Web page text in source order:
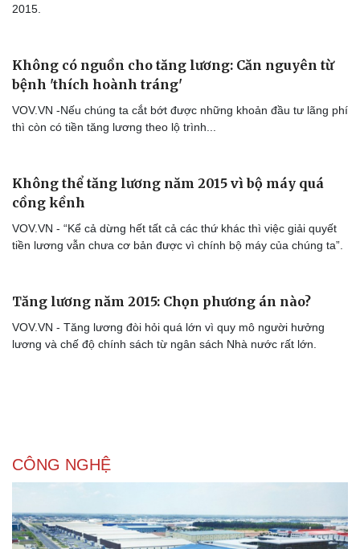
2015.
Không có nguồn cho tăng lương: Căn nguyên từ
bệnh 'thích hoành tráng'
VOV.VN -Nếu chúng ta cắt bớt được những khoản đầu tư lãng phí
thì còn có tiền tăng lương theo lộ trình...
Không thể tăng lương năm 2015 vì bộ máy quá
cồng kềnh
VOV.VN - “Kể cả dừng hết tất cả các thứ khác thì việc giải quyết
tiền lương vẫn chưa cơ bản được vì chính bộ máy của chúng ta”.
Tăng lương năm 2015: Chọn phương án nào?
VOV.VN - Tăng lương đòi hỏi quá lớn vì quy mô người hưởng
lương và chế độ chính sách từ ngân sách Nhà nước rất lớn.
CÔNG NGHỆ